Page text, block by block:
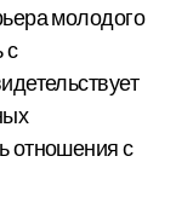
молодого
с
отношения с